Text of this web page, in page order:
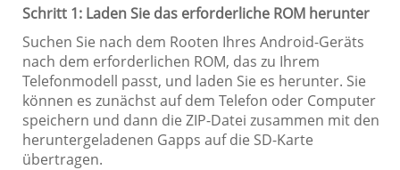
Schritt 1: Laden Sie das erforderliche ROM herunter
Suchen Sie nach dem Rooten Ihres Android-Geräts
nach dem erforderlichen ROM, das zu Ihrem
Telefonmodell passt, und laden Sie es herunter. Sie
können es zunächst auf dem Telefon oder Computer
speichern und dann die ZIP-Datei zusammen mit den
heruntergeladenen Gapps auf die SD-Karte
übertragen.